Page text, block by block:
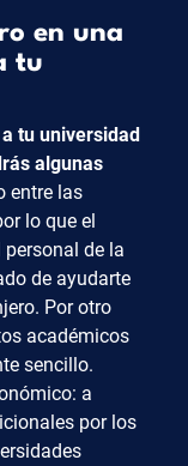
en una
tu
tu universidad
algunas
entre las
lo que el
de la
de ayudarte
Por otro
académicos
sencillo.
a
por los